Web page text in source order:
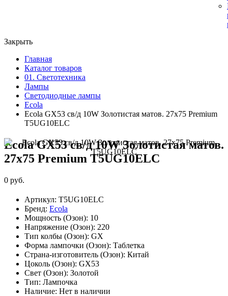
Закрыть
Главная
Каталог товаров
01. Светотехника
Лампы
Светодиодные лампы
Ecola
Ecola GX53 св/д 10W Золотистая матов. 27x75 Premium
T5UG10ELC
Ecola GX53 св/д 10W Золотистая матов.
27x75 Premium T5UG10ELC
0 руб.
Артикул: T5UG10ELC
Бренд: Ecola
Мощность (Озон): 10
Напряжение (Озон): 220
Тип колбы (Озон): GX
Форма лампочки (Озон): Таблетка
Страна-изготовитель (Озон): Китай
Цоколь (Озон): GX53
Свет (Озон): Золотой
Тип: Лампочка
Наличие: Нет в наличии